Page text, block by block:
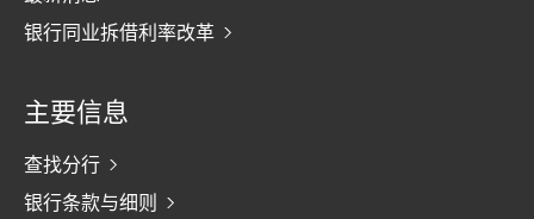
银行同业拆借利率改革
主要信息
查找分行
银行条款与细则